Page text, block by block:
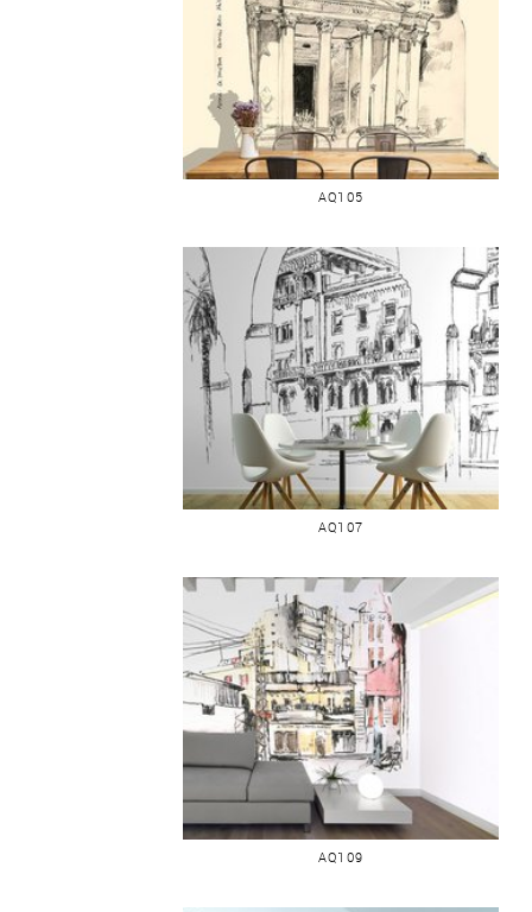
PETRA
AQ105
PALACE HOTEL
AQ107
BOUTIQUES ET IMMEUBLES
AQ109